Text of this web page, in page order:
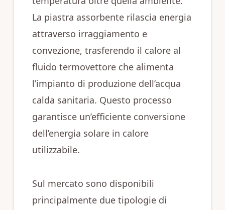
La piastra assorbente rilascia energia
attraverso irraggiamento e
convezione, trasferendo il calore al
fluido termovettore che alimenta
l’impianto di produzione dell’acqua
calda sanitaria. Questo processo
garantisce un’efficiente conversione
dell’energia solare in calore
utilizzabile.
Sul mercato sono disponibili
principalmente due tipologie di